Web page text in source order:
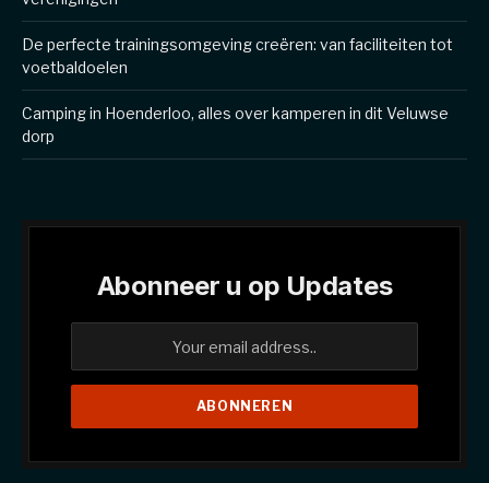
De perfecte trainingsomgeving creëren: van faciliteiten tot
voetbaldoelen
Camping in Hoenderloo, alles over kamperen in dit Veluwse
dorp
Abonneer u op Updates